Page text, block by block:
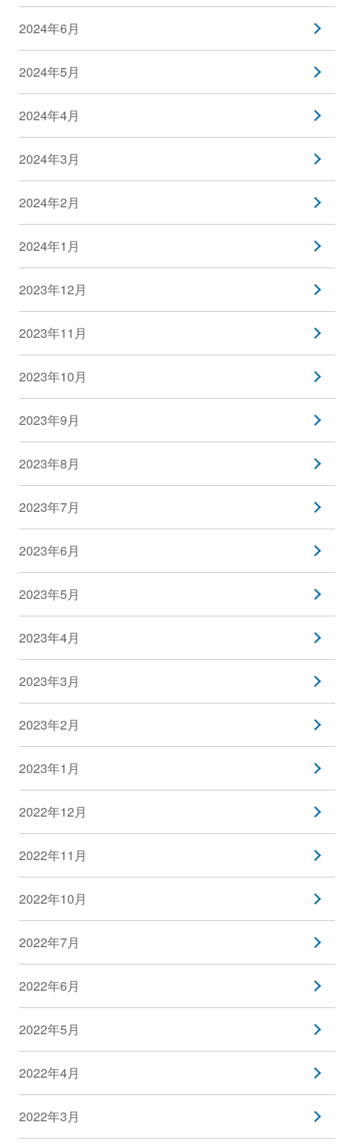
2024年6月
2024年5月
2024年4月
2024年3月
2024年2月
2024年1月
2023年12月
2023年11月
2023年10月
2023年9月
2023年8月
2023年7月
2023年6月
2023年5月
2023年4月
2023年3月
2023年2月
2023年1月
2022年12月
2022年11月
2022年10月
2022年7月
2022年6月
2022年5月
2022年4月
2022年3月